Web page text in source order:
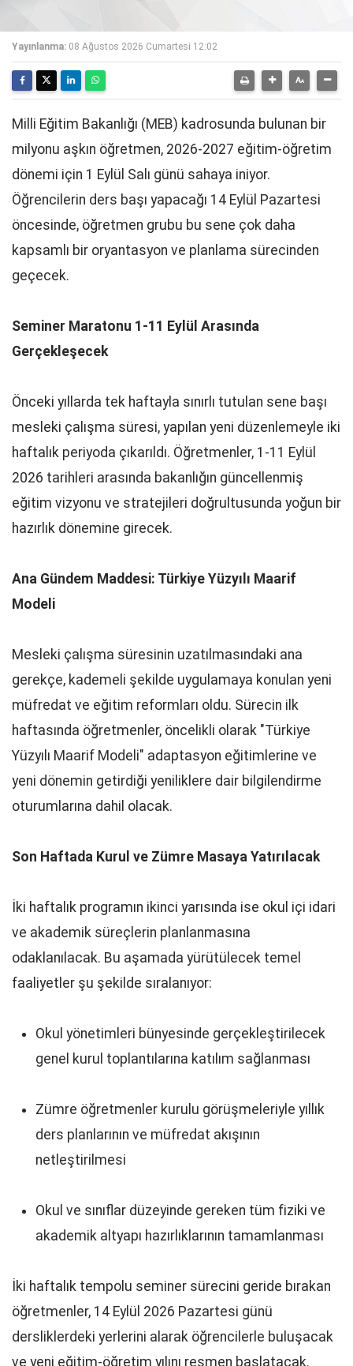
Yayınlanma: 08 Ağustos 2026 Cumartesi 12:02
Milli Eğitim Bakanlığı (MEB) kadrosunda bulunan bir
milyonu aşkın öğretmen, 2026-2027 eğitim-öğretim
dönemi için 1 Eylül Salı günü sahaya iniyor.
Öğrencilerin ders başı yapacağı 14 Eylül Pazartesi
öncesinde, öğretmen grubu bu sene çok daha
kapsamlı bir oryantasyon ve planlama sürecinden
geçecek.
Seminer Maratonu 1-11 Eylül Arasında
Gerçekleşecek
Önceki yıllarda tek haftayla sınırlı tutulan sene başı
mesleki çalışma süresi, yapılan yeni düzenlemeyle iki
haftalık periyoda çıkarıldı. Öğretmenler, 1-11 Eylül
2026 tarihleri arasında bakanlığın güncellenmiş
eğitim vizyonu ve stratejileri doğrultusunda yoğun bir
hazırlık dönemine girecek.
Ana Gündem Maddesi: Türkiye Yüzyılı Maarif
Modeli
Mesleki çalışma süresinin uzatılmasındaki ana
gerekçe, kademeli şekilde uygulamaya konulan yeni
müfredat ve eğitim reformları oldu. Sürecin ilk
haftasında öğretmenler, öncelikli olarak "Türkiye
Yüzyılı Maarif Modeli" adaptasyon eğitimlerine ve
yeni dönemin getirdiği yeniliklere dair bilgilendirme
oturumlarına dahil olacak.
Son Haftada Kurul ve Zümre Masaya Yatırılacak
İki haftalık programın ikinci yarısında ise okul içi idari
ve akademik süreçlerin planlanmasına
odaklanılacak. Bu aşamada yürütülecek temel
faaliyetler şu şekilde sıralanıyor:
Okul yönetimleri bünyesinde gerçekleştirilecek
genel kurul toplantılarına katılım sağlanması
Zümre öğretmenler kurulu görüşmeleriyle yıllık
ders planlarının ve müfredat akışının
netleştirilmesi
Okul ve sınıflar düzeyinde gereken tüm fiziki ve
akademik altyapı hazırlıklarının tamamlanması
İki haftalık tempolu seminer sürecini geride bırakan
öğretmenler, 14 Eylül 2026 Pazartesi günü
dersliklerdeki yerlerini alarak öğrencilerle buluşacak
ve yeni eğitim-öğretim yılını resmen başlatacak.